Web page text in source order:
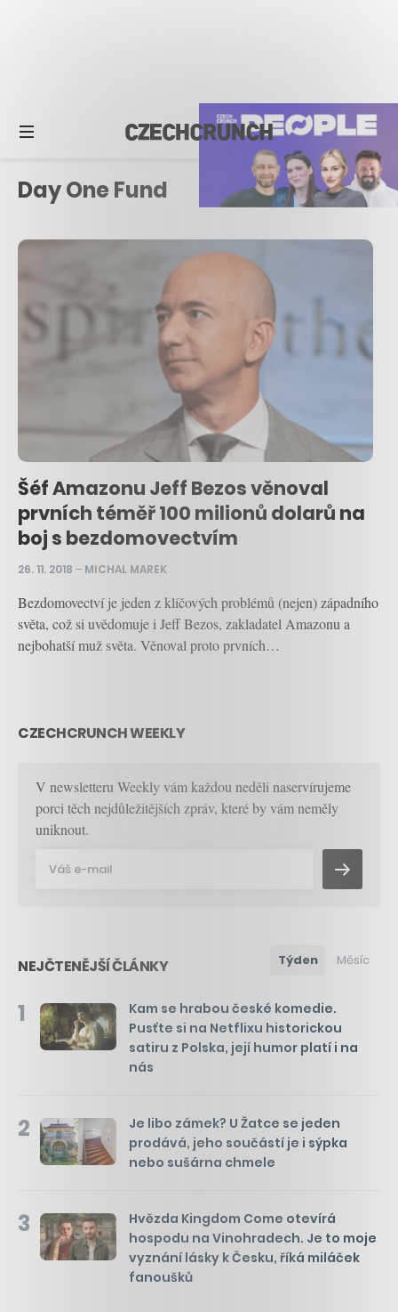
Day One Fund
Šéf Amazonu Jeff Bezos věnoval
prvních téměř 100 milionů dolarů na
boj s bezdomovectvím
26. 11. 2018 – MICHAL MAREK
Bezdomovectví je jeden z klíčových problémů (nejen) západního
světa, což si uvědomuje i Jeff Bezos, zakladatel Amazonu a
nejbohatší muž světa. Věnoval proto prvních…
CZECHCRUNCH WEEKLY
V newsletteru Weekly vám každou neděli naservírujeme
porci těch nejdůležitějších zpráv, které by vám neměly
uniknout.
NEJČTENĚJŠÍ ČLÁNKY Týden Měsíc
1
Kam se hrabou české komedie.
Pusťte si na Netflixu historickou
satiru z Polska, její humor platí i na
nás
2
Je libo zámek? U Žatce se jeden
prodává, jeho součástí je i sýpka
nebo sušárna chmele
3
Hvězda Kingdom Come otevírá
hospodu na Vinohradech. Je to moje
vyznání lásky k Česku, říká miláček
fanoušků